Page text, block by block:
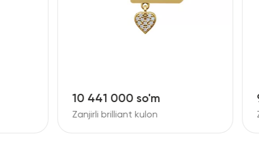
9 267 000 so'm
Zanjirli brilliant kulon